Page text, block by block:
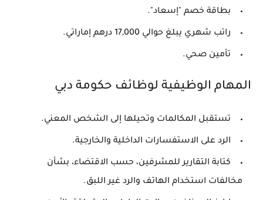
بطاقة خصم "إسعاد".
راتب شهري يبلغ حوالي 17,000 درهم إماراتي.
تأمين صحي.
المهام الوظيفية لوظائف حكومة دبي
تستقبل المكالمات وتحيلها إلى الشخص المعني.
الرد على الاستفسارات الداخلية والخارجية.
كتابة التقارير للمشرفين، حسب الاقتضاء، بشأن
مخالفات استخدام الهاتف والرد غير اللبق.